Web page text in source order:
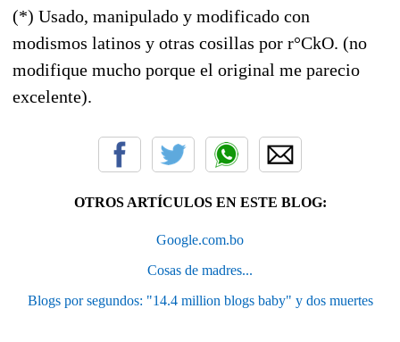
(*) Usado, manipulado y modificado con
modismos latinos y otras cosillas por r°CkO. (no
modifique mucho porque el original me parecio
excelente).
OTROS ARTÍCULOS EN ESTE BLOG:
Google.com.bo
Cosas de madres...
Blogs por segundos: "14.4 million blogs baby" y dos muertes